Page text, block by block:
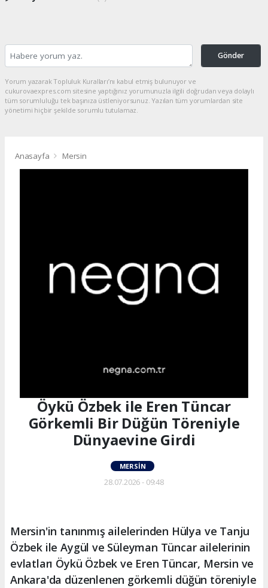
Gönder
Yorum yazarak Topluluk Kuralları’nı kabul etmiş bulunuyor ve
cukurovaexpres.com sitesine yaptığınız yorumunuzla ilgili doğrudan veya dolaylı
tüm sorumluluğu tek başınıza üstleniyorsunuz. Yazılan tüm yorumlardan site
yönetimi hiçbir şekilde sorumlu tutulamaz.
Anasayfa Mersin
Öykü Özbek ile Eren Tüncar
Görkemli Bir Düğün Töreniyle
Dünyaevine Girdi
MERSIN
28.07.2026 - 09:48
Mersin'in tanınmış ailelerinden Hülya ve Tanju
Özbek ile Aygül ve Süleyman Tüncar ailelerinin
evlatları Öykü Özbek ve Eren Tüncar, Mersin ve
Ankara'da düzenlenen görkemli düğün töreniyle